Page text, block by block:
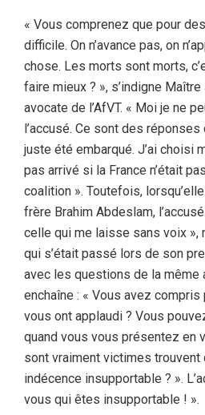
« Vous comprenez que pour
difficile. On n’avance pas, on
chose. Les morts sont morts,
faire mieux ? », s’indigne
avocate de l’AfVT. « Moi je ne
l’accusé. Ce sont des réponses
juste été embarqué. J’ai choisi
pas arrivé si la France n’était
coalition ». Toutefois,
frère Brahim Abdeslam,
celle qui me laisse sans voix »,
qui s’était passé lors de son
avec les questions de la même
enchaîne : « Vous avez
vous ont applaudi ? Vous
quand vous vous présentez en
sont vraiment victimes trouvent
indécence insupportable ? ».
vous qui êtes insupportable ! ».